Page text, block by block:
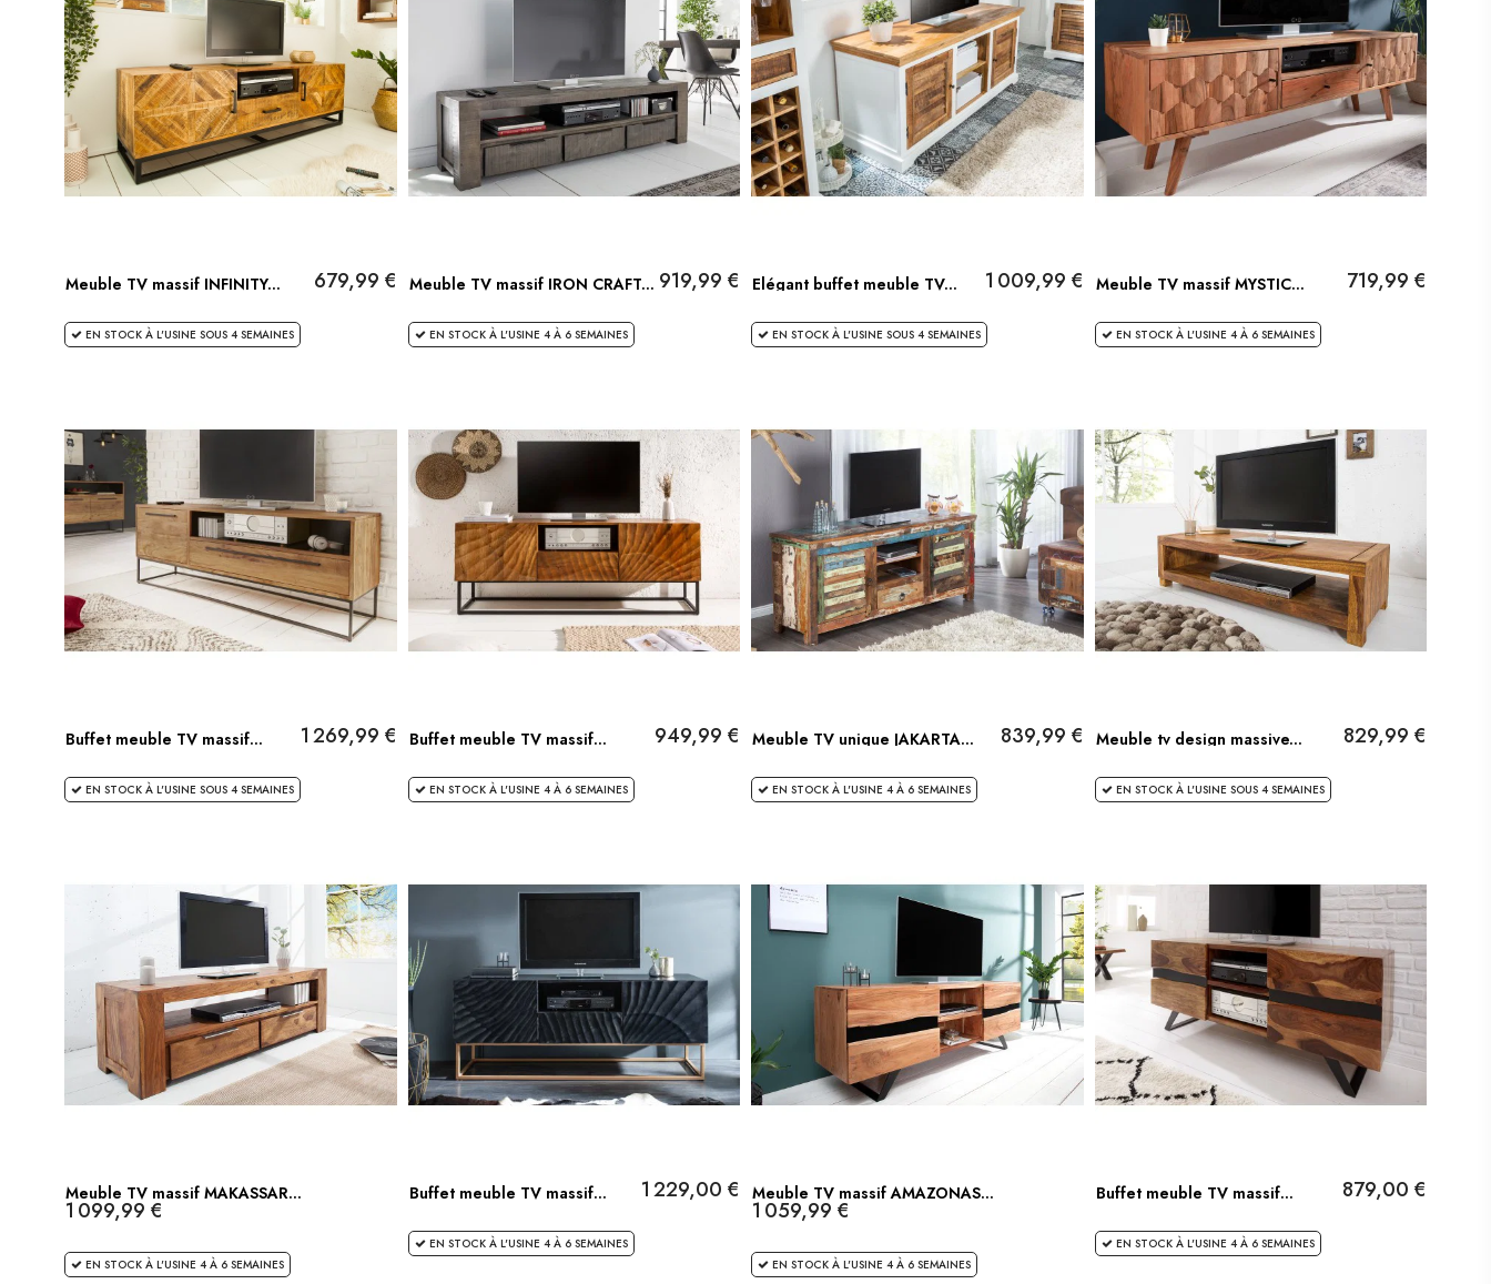
Meuble TV massif INFINITY... 679,99 €
EN STOCK À L'USINE SOUS 4 SEMAINES
Meuble TV massif IRON CRAFT... 919,99 €
EN STOCK À L'USINE 4 À 6 SEMAINES
Elégant buffet meuble TV... 1 009,99 €
EN STOCK À L'USINE SOUS 4 SEMAINES
Meuble TV massif MYSTIC... 719,99 €
EN STOCK À L'USINE 4 À 6 SEMAINES
Buffet meuble TV massif... 1 269,99 €
EN STOCK À L'USINE SOUS 4 SEMAINES
Buffet meuble TV massif... 949,99 €
EN STOCK À L'USINE 4 À 6 SEMAINES
Meuble TV unique JAKARTA... 839,99 €
EN STOCK À L'USINE 4 À 6 SEMAINES
Meuble tv design massive... 829,99 €
EN STOCK À L'USINE SOUS 4 SEMAINES
Meuble TV massif MAKASSAR...
1 099,99 €
EN STOCK À L'USINE 4 À 6 SEMAINES
Buffet meuble TV massif... 1 229,00 €
EN STOCK À L'USINE 4 À 6 SEMAINES
Meuble TV massif AMAZONAS...
1 059,99 €
EN STOCK À L'USINE 4 À 6 SEMAINES
Buffet meuble TV massif... 879,00 €
EN STOCK À L'USINE 4 À 6 SEMAINES